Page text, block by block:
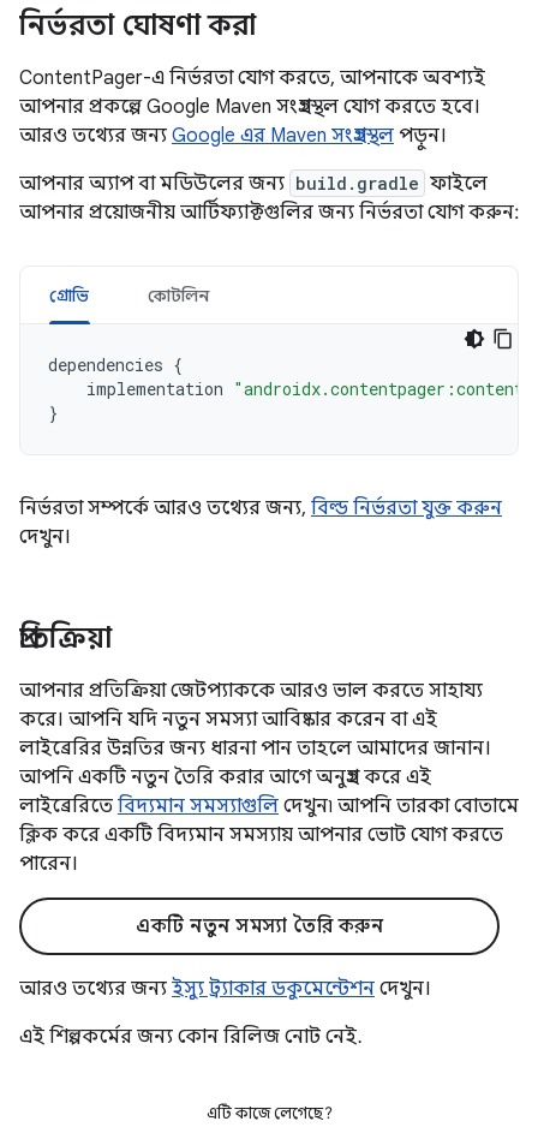
নির্ভরতা ঘোষণা করা
ContentPager-এ নির্ভরতা যোগ করতে, আপনাকে অবশ্যই
আপনার প্রকল্পে Google Maven সংগ্রহস্থল যোগ করতে হবে।
আরও তথ্যের জন্য Google এর Maven সংগ্রহস্থল পড়ুন।
আপনার অ্যাপ বা মডিউলের জন্য build.gradle ফাইলে
আপনার প্রয়োজনীয় আর্টিফ্যাক্টগুলির জন্য নির্ভরতা যোগ করুন:
গ্রোভি কোটলিন
dependencies {
implementation
}
নির্ভরতা সম্পর্কে আরও তথ্যের জন্য, বিল্ড নির্ভরতা যুক্ত করুন
দেখুন।
প্রতিক্রিয়া
আপনার প্রতিক্রিয়া জেটপ্যাককে আরও ভাল করতে সাহায্য
করে। আপনি যদি নতুন সমস্যা আবিষ্কার করেন বা এই
লাইব্রেরির উন্নতির জন্য ধারনা পান তাহলে আমাদের জানান।
আপনি একটি নতুন তৈরি করার আগে অনুগ্রহ করে এই
লাইব্রেরিতে বিদ্যমান সমস্যাগুলি দেখুন৷ আপনি তারকা বোতামে
ক্লিক করে একটি বিদ্যমান সমস্যায় আপনার ভোট যোগ করতে
পারেন।
একটি নতুন সমস্যা তৈরি করুন
আরও তথ্যের জন্য ইস্যু ট্র্যাকার ডকুমেন্টেশন দেখুন।
এই শিল্পকর্মের জন্য কোন রিলিজ নোট নেই.
এটি কাজে লেগেছে?